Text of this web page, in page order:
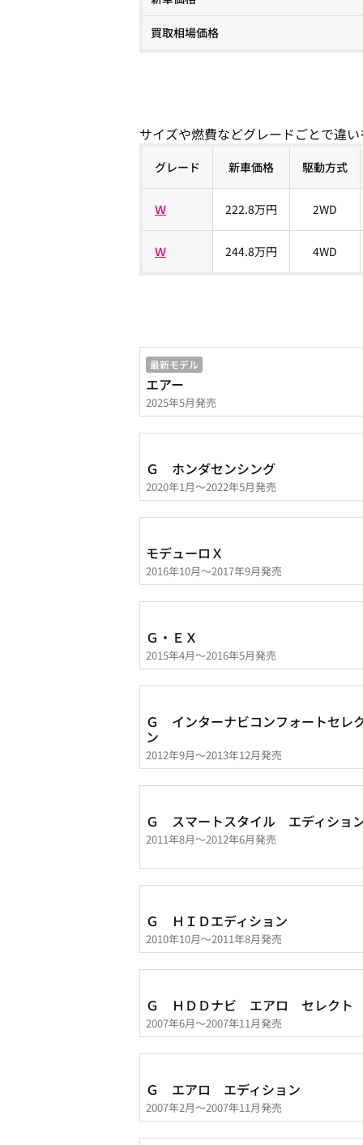
買取相場価格
サイズや燃費などグレードごとで違
グレード 新車価格 駆動方式
Ｗ 222.8万円 2WD
Ｗ 244.8万円 4WD
最新モデル
エアー
2025年5月発売
Ｇ ホンダセンシング
2020年1月～2022年5月発売
モデューロＸ
2016年10月～2017年9月発売
Ｇ・ＥＸ
2015年4月～2016年5月発売
Ｇ インターナビコンフォートセレ
ン
2012年9月～2013年12月発売
Ｇ スマートスタイル エディショ
2011年8月～2012年6月発売
Ｇ ＨＩＤエディション
2010年10月～2011年8月発売
Ｇ ＨＤＤナビ エアロ セレクト
2007年6月～2007年11月発売
Ｇ エアロ エディション
2007年2月～2007年11月発売